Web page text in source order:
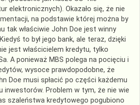
elektronicznych). Okazało się, że nie
na podstawie której można by
tak właściwie John Doe jest winny
to był jego bank, ale teraz, dzięki
jest właścicielem kredytu, tylko
A ponieważ MBS polega na pocięciu i
wysoce prawdopodobne, że
Doe musi spłacić po części każdemu
inwestorów. Problem w tym, że nie wie
szaleństwa kredytowego pogubiono